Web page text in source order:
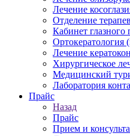
Лечение
Отделение
Кабинет глазного
Ортокератология
Лечение
Хирургическое
Медицинский
Лаборатория
Прайс
Назад
Прайс
Прием и